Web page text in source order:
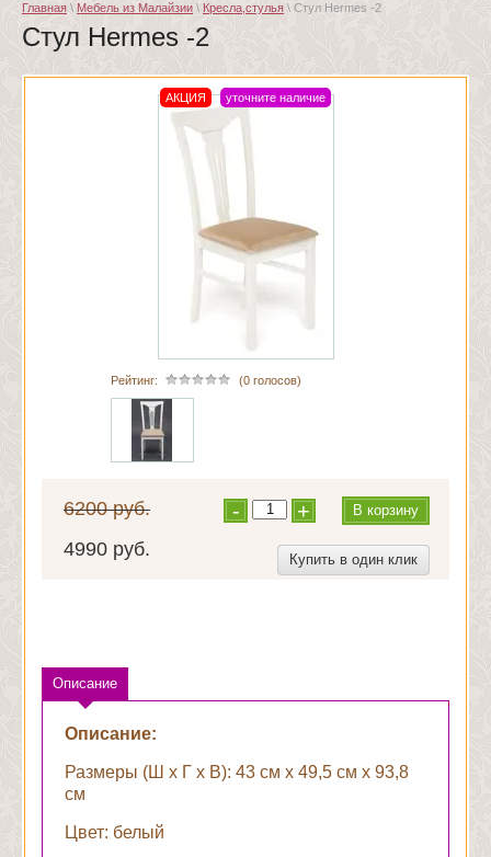
Главная \ Мебель из Малайзии \ Кресла,стулья \ Стул Hermes -2
Стул Hermes -2
АКЦИЯ уточните наличие
Рейтинг: (0 голосов)
- + В корзину
Купить в один клик
6200 руб.
4990 руб.
Описание
Описание:
Размеры (Ш x Г x В): 43 см х 49,5 см х 93,8
см
Цвет: белый